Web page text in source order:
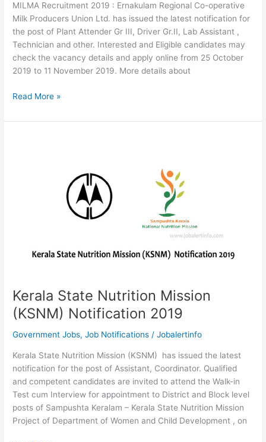
MILMA Recruitment 2019 : Ernakulam Regional Co-operative
Milk Producers Union Ltd. has issued the latest notification for
the post of Plant Attender Gr III, Driver Gr.II, Lab Assistant ,
Technician and other. Interested and Eligible candidates may
check the vacancy details and apply online from 25 October
2019 to 11 November 2019. More details about
MILMA
2019
Attender,Driver,Lab
Posts
Read More »
Kerala State Nutrition Mission
(KSNM) Notification 2019
Government Jobs,Job Notifications /Jobalertinfo
Kerala State Nutrition Mission (KSNM) has issued the latest
notification for the post of Assistant, Coordinator. Qualified
and competent candidates are invited to attend the Walk-in
Test cum Interview for appointment to District and Block level
posts of Sampushta Keralam – Kerala State Nutrition Mission
Project of Department of Women and Child Development , on